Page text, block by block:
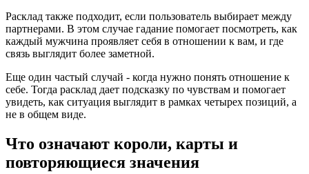
Расклад также подходит, если пользователь выбирает между
партнерами. В этом случае гадание помогает посмотреть, как
каждый мужчина проявляет себя в отношении к вам, и где
связь выглядит более заметной.
Еще один частый случай - когда нужно понять отношение к
себе. Тогда расклад дает подсказку по чувствам и помогает
увидеть, как ситуация выглядит в рамках четырех позиций, а
не в общем виде.
Что означают короли, карты и
повторяющиеся значения